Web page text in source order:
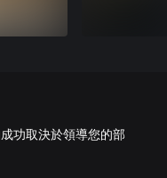
功取決於領導您的部